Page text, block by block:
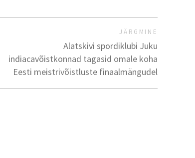
JÄRGMINE
Alatskivi spordiklubi Juku
indiacavõistkonnad tagasid omale koha
Eesti meistrivõistluste finaalmängudel